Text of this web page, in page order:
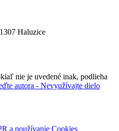
Haluzice
nie je uvedené inak, podlieha
autora - Nevyužívajte dielo
a používanie Cookies